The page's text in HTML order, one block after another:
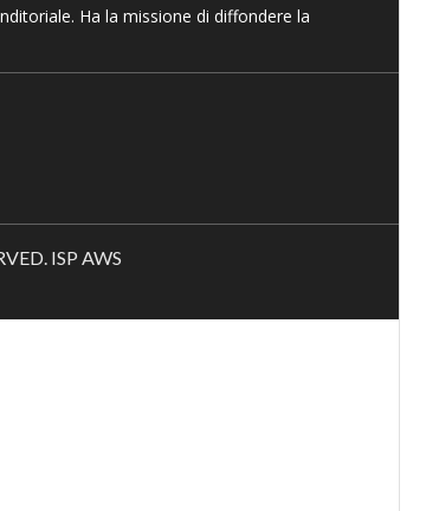
Ha la missione di diffondere la
ISP AWS